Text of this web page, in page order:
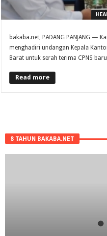
bakaba.net, PADANG PANJANG —
menghadiri undangan Kepala
Barat untuk serah terima CPNS
Read more
8 TAHUN BAKABA.NET